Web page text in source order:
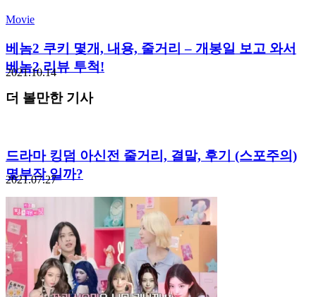
Movie
베놈2 쿠키 몇개, 내용, 줄거리 – 개봉일 보고 와서
베놈2 리뷰 투척!
2021.10.14
더 볼만한 기사
드라마 킹덤 아신전 줄거리, 결말, 후기 (스포주의)
몇부작 일까?
2021.07.27